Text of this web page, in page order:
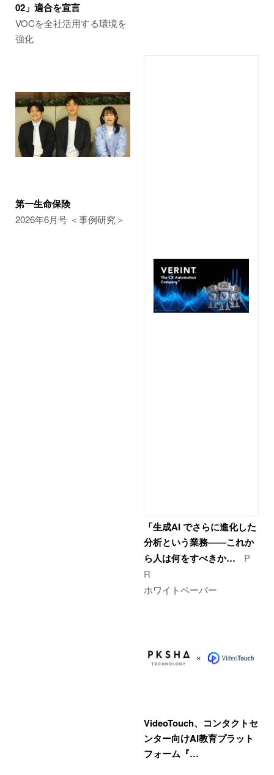
02」適合を宣言
VOCを全社活用する環境を
強化
第一生命保険
2026年6月号 ＜事例研究＞
「生成AI でさらに進化した
分析という業務――これか
ら人は何をすべきか…
P
R
ホワイトペーパー
VideoTouch、コンタクトセ
ンター向けAI教育プラット
フォーム『…